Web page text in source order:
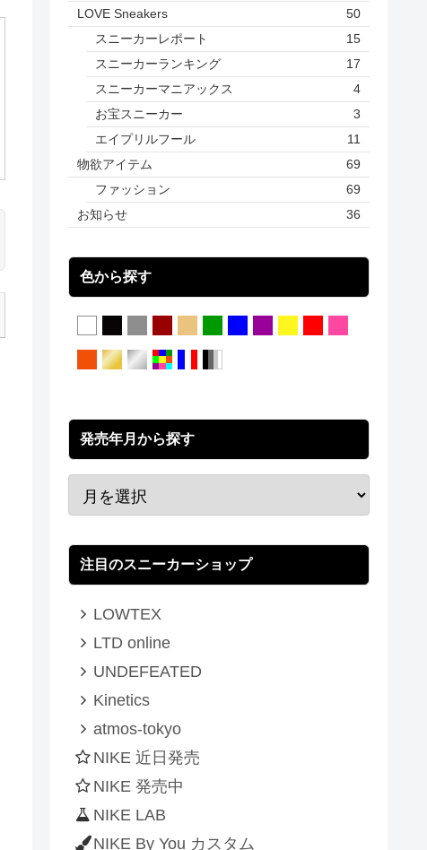
LOVE Sneakers
50
スニーカーレポート
15
スニーカーランキング
17
スニーカーマニアックス
4
お宝スニーカー
3
エイプリルフール
11
物欲アイテム
69
ファッション
69
お知らせ
36
色から探す
発売年月から探す
注目のスニーカーショップ
LOWTEX
LTD online
UNDEFEATED
Kinetics
atmos-tokyo
NIKE 近日発売
NIKE 発売中
NIKE LAB
NIKE By You カスタム